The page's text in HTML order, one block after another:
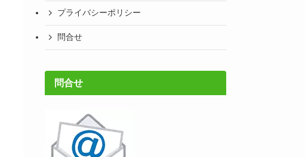
プライバシーポリシー
問合せ
問合せ